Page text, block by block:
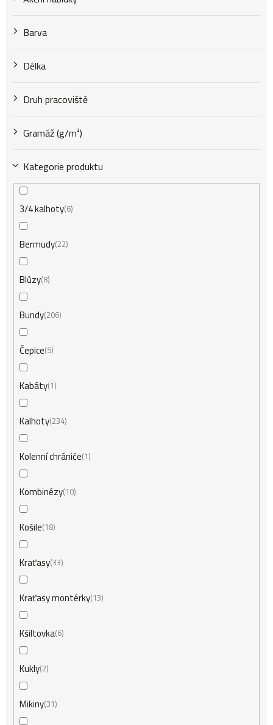
k
ů
Barva
Délka
Druh pracoviště
Gramáž (g/m²)
Kategorie produktu
3/4 kalhoty 6
Bermudy 22
Blůzy 8
Bundy 206
Čepice 5
Kabáty 1
Kalhoty 234
Kolenní chrániče 1
Kombinézy 10
Košile 18
Kraťasy33
Kraťasy montérky 13
Kšiltovka 6
Kukly 2
Mikiny31